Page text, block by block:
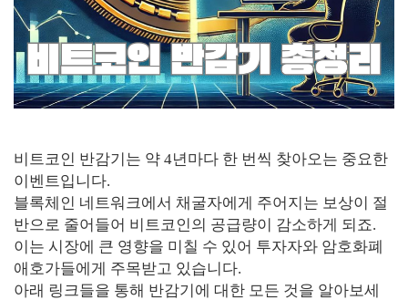
비트코인 반감기는 약 4년마다 한 번씩 찾아오는 중요한
이벤트입니다.
블록체인 네트워크에서 채굴자에게 주어지는 보상이 절
반으로 줄어들어 비트코인의 공급량이 감소하게 되죠.
이는 시장에 큰 영향을 미칠 수 있어 투자자와 암호화폐
애호가들에게 주목받고 있습니다.
아래 링크들을 통해 반감기에 대한 모든 것을 알아보세